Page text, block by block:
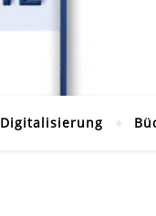
Digitalisierung